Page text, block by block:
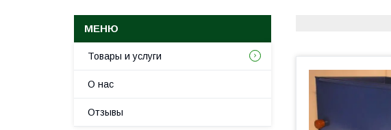
Товары и услуги
О нас
Отзывы